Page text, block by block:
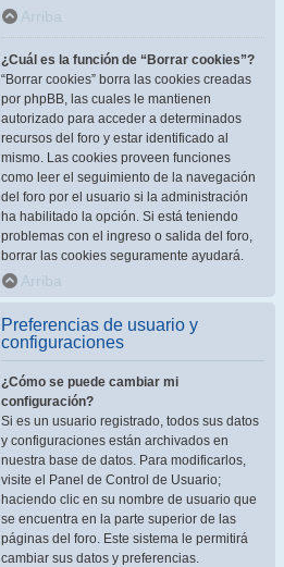
Arriba
¿Cuál es la función de “Borrar cookies”?
“Borrar cookies” borra las cookies creadas
por phpBB, las cuales le mantienen
autorizado para acceder a determinados
recursos del foro y estar identificado al
mismo. Las cookies proveen funciones
como leer el seguimiento de la navegación
del foro por el usuario si la administración
ha habilitado la opción. Si está teniendo
problemas con el ingreso o salida del foro,
borrar las cookies seguramente ayudará.
Arriba
Preferencias de usuario y
configuraciones
¿Cómo se puede cambiar mi
configuración?
Si es un usuario registrado, todos sus datos
y configuraciones están archivados en
nuestra base de datos. Para modificarlos,
visite el Panel de Control de Usuario;
haciendo clic en su nombre de usuario que
se encuentra en la parte superior de las
páginas del foro. Este sistema le permitirá
cambiar sus datos y preferencias.